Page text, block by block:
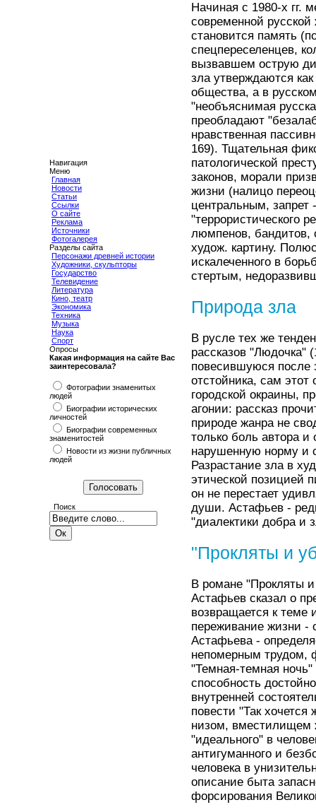
Навигация
Меню
Главная
Новости
Статьи
Ссылки
О сайте
Реклама
Источники
Фотогалерея
Разделы сайта
Персонажи древней истории
Художники, скульпторы
Государство
Телевидение
Литература
Кино, театр
Экономика
Техника
Музыка
Наука
Спорт
Опросы
Какая информация на сайте Вас
заинтересовала?
Фотографии знаменитых
людей
Биографии исторических
личностей
Биографии современных
знаменитостей
Новости из жизни публичных
людей
Поиск
Начиная с 1980-х гг.
современной русской
становится память
спецпереселенцев,
вызвавшем острую
зла утверждаются
общества, а в
"необъяснимая
преобладают
нравственная
169). Тщательная
патологической
законов, морали
жизни (налицо
центральным, запрет
"террористического
люмпенов, бандитов,
худож. картину.
искалеченного в
стертым,
Природа зла
В русле тех же
рассказов "Людочка"
повесившуюся после
отстойника, сам
городской окраины,
агонии: рассказ
природе жанра не
только боль автора и
нарушенную норму и
Разрастание зла в
этической позицией
он не перестает
души. Астафьев -
"диалектики добра и
"Прокляты и
В романе "Прокляты
Астафьев сказал о
возвращается к теме
переживание жизни -
Астафьева -
непомерным трудом,
"Темная-темная
способность
внутренней
повести "Так хочется
низом, вместилищем
"идеального" в
антигуманного и
человека в
описание быта
форсирования